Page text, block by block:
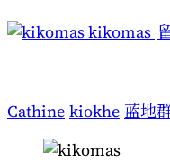
kikomas
Cathine kiokhe 蓝地